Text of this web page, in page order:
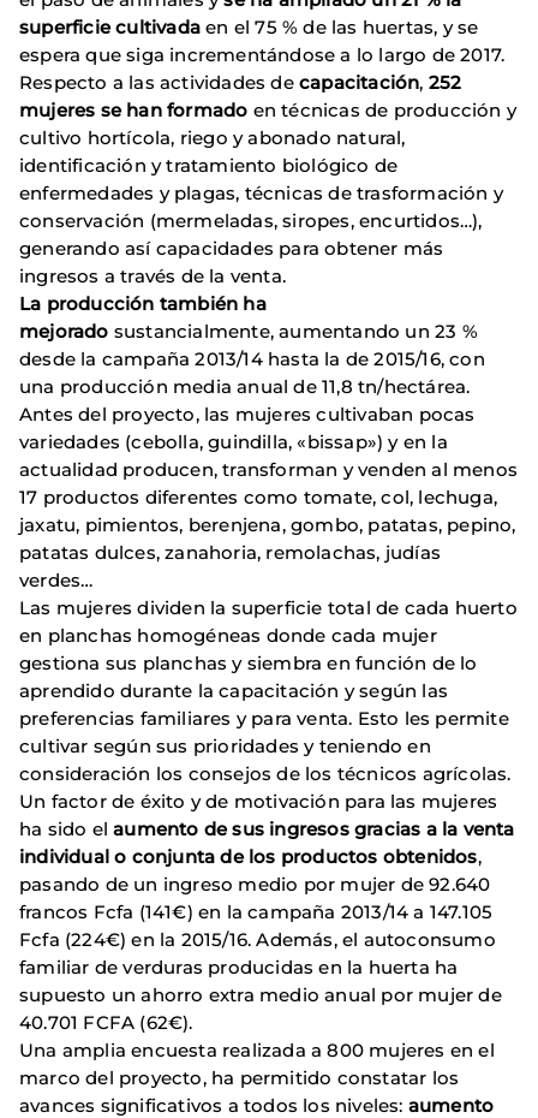
superficie cultivada en el 75 % de las huertas, y se
espera que siga incrementándose a lo largo de 2017.
Respecto a las actividades de capacitación, 252
mujeres se han formado en técnicas de producción y
cultivo hortícola, riego y abonado natural,
identificación y tratamiento biológico de
enfermedades y plagas, técnicas de trasformación y
conservación (mermeladas, siropes, encurtidos…),
generando así capacidades para obtener más
ingresos a través de la venta.
La producción también ha
mejorado sustancialmente, aumentando un 23 %
desde la campaña 2013/14 hasta la de 2015/16, con
una producción media anual de 11,8 tn/hectárea.
Antes del proyecto, las mujeres cultivaban pocas
variedades (cebolla, guindilla, «bissap») y en la
actualidad producen, transforman y venden al menos
17 productos diferentes como tomate, col, lechuga,
jaxatu, pimientos, berenjena, gombo, patatas, pepino,
patatas dulces, zanahoria, remolachas, judías
verdes…
Las mujeres dividen la superficie total de cada huerto
en planchas homogéneas donde cada mujer
gestiona sus planchas y siembra en función de lo
aprendido durante la capacitación y según las
preferencias familiares y para venta. Esto les permite
cultivar según sus prioridades y teniendo en
consideración los consejos de los técnicos agrícolas.
Un factor de éxito y de motivación para las mujeres
ha sido elaumento de sus ingresos gracias a la venta
individual o conjunta de los productos obtenidos,
pasando de un ingreso medio por mujer de 92.640
francos Fcfa (141€) en la campaña 2013/14 a 147.105
Fcfa (224€) en la 2015/16. Además, el autoconsumo
familiar de verduras producidas en la huerta ha
supuesto un ahorro extra medio anual por mujer de
40.701 FCFA (62€).
Una amplia encuesta realizada a 800 mujeres en el
marco del proyecto, ha permitido constatar los
avances significativos a todos los niveles: aumento